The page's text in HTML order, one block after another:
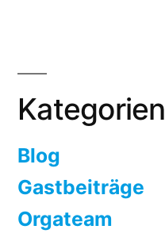
Kategorien
Blog
Gastbeiträge
Orgateam